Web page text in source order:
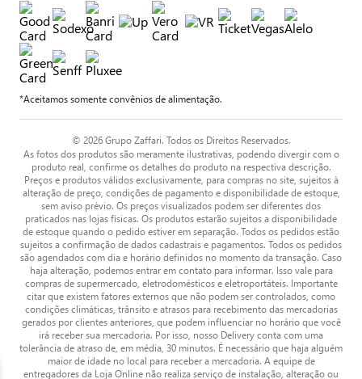
*Aceitamos somente convênios de alimentação.
© 2026 Grupo Zaffari. Todos os Direitos Reservados.
As fotos dos produtos são meramente ilustrativas, podendo divergir com o
produto real, confirme os detalhes do produto na respectiva descrição.
Preços e produtos válidos exclusivamente, para compras no site, sujeitos à
alteração de preço, condições de pagamento e disponibilidade de estoque,
sem aviso prévio. Os preços visualizados podem ser diferentes dos
praticados nas lojas físicas. Os produtos estarão sujeitos a disponibilidade
de estoque quando o pedido estiver em separação. Todos os pedidos estão
sujeitos a confirmação de dados cadastrais e pagamentos. Todos os pedidos
são agendados com dia e horário definidos no momento da transação. Caso
haja alteração, podemos entrar em contato para informar. Isso vale para
compras de supermercado, eletrodomésticos e eletroportáteis. Importante
citar que existem fatores externos que não podem ser controlados, como
condições climáticas, trânsito e atrasos para recebimento das mercadorias
gerados por clientes anteriores, que podem influenciar no horário que você
irá receber sua mercadoria. Por isso, nosso Delivery conta com uma
tolerância de atraso de, em média, 30 minutos. É necessário que haja alguém
maior de idade no local para receber a mercadoria. A equipe de
entregadores da Loja Online não realiza serviço de instalação, alteração ou